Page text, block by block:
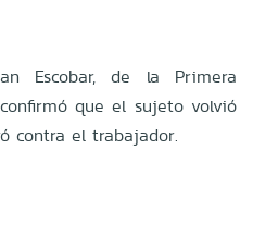
Escobar, de la Primera
que el sujeto volvió
contra el trabajador.